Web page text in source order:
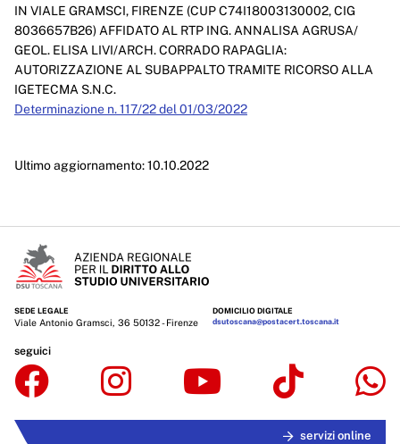
IN VIALE GRAMSCI, FIRENZE (CUP C74I18003130002, CIG
8036657B26) AFFIDATO AL RTP ING. ANNALISA AGRUSA/
GEOL. ELISA LIVI/ARCH. CORRADO RAPAGLIA:
AUTORIZZAZIONE AL SUBAPPALTO TRAMITE RICORSO ALLA
IGETECMA S.N.C.
Determinazione n. 117/22 del 01/03/2022
Ultimo aggiornamento: 10.10.2022
SEDE LEGALE
Viale Antonio Gramsci, 36 50132 - Firenze
DOMICILIO DIGITALE
dsutoscana@postacert.toscana.it
seguici
servizi online